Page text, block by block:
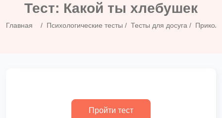
Тест: Какой ты хлебушек
Главная Психологические тесты Тесты для досуга